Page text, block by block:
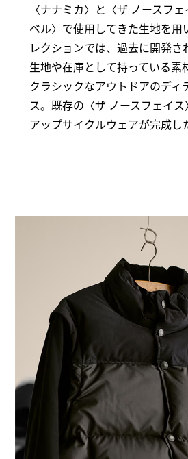
〈ナナミカ〉と〈ザ ノースフ
ベル〉で使用してきた生地を用
レクションでは、過去に開発さ
生地や在庫として持っている素
クラシックなアウトドアのディ
ス。既存の〈ザ ノースフェイ
アップサイクルウェアが完成し